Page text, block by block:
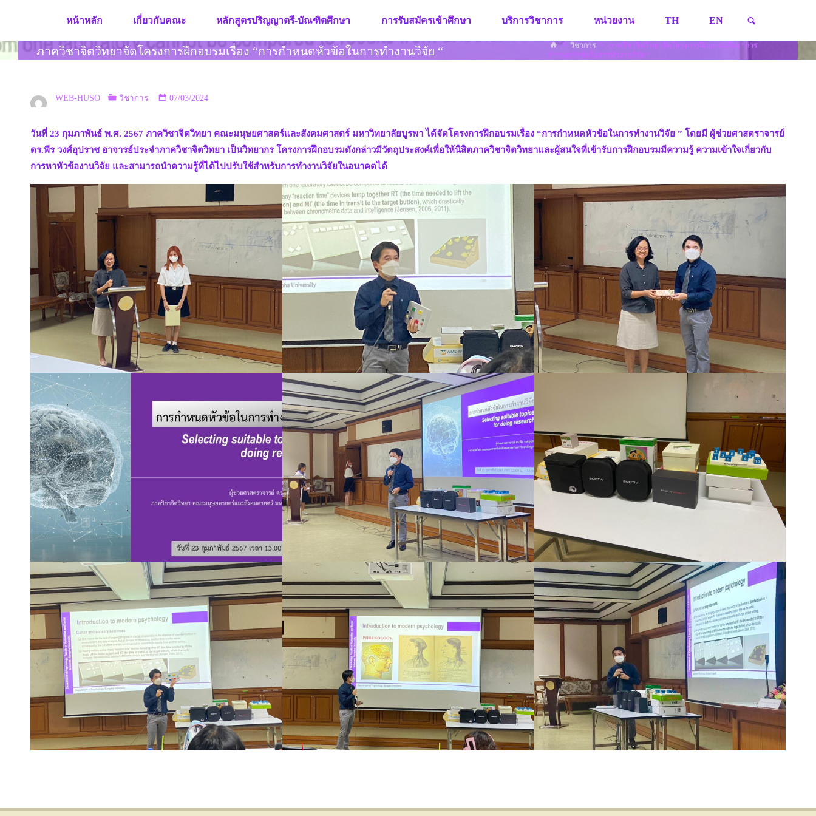
content
หน้าหลัก เกี่ยวกับคณะ หลักสูตรปริญญาตรี-บัณฑิตศึกษา การรับสมัครเข้าศึกษา บริการวิชาการ หน่วยงาน TH EN
ภาควิชาจิตวิทยาจัดโครงการฝึกอบรมเรื่อง “การกำหนดหัวข้อในการทำงานวิจัย “
HOMEวิชาการ
ภาควิชาจิตวิทยาจัดโครงการฝึกอบรมเรื่อง “การ
กำหนดหัวข้อในการทำงานวิจัย “
WEB-HUSO วิชาการ 07/03/2024
วันที่ 23 กุมภาพันธ์ พ.ศ. 2567 ภาควิชาจิตวิทยา คณะมนุษยศาสตร์และสังคมศาสตร์ มหาวิทยาลัยบูรพา ได้จัดโครงการฝึกอบรมเรื่อง “การกำหนดหัวข้อในการทำงานวิจัย ” โดยมี ผู้ช่วยศาสตราจารย์
ดร.พีร วงศ์อุปราช อาจารย์ประจำภาควิชาจิตวิทยา เป็นวิทยากร โครงการฝึกอบรมดังกล่าวมีวัตถุประสงค์เพื่อให้นิสิตภาควิชาจิตวิทยาและผู้สนใจที่เข้ารับการฝึกอบรมมีความรู้ ความเข้าใจเกี่ยวกับ
การหาหัวข้องานวิจัย และสามารถนำความรู้ที่ได้ไปปรับใช้สำหรับการทำงานวิจัยในอนาคตได้